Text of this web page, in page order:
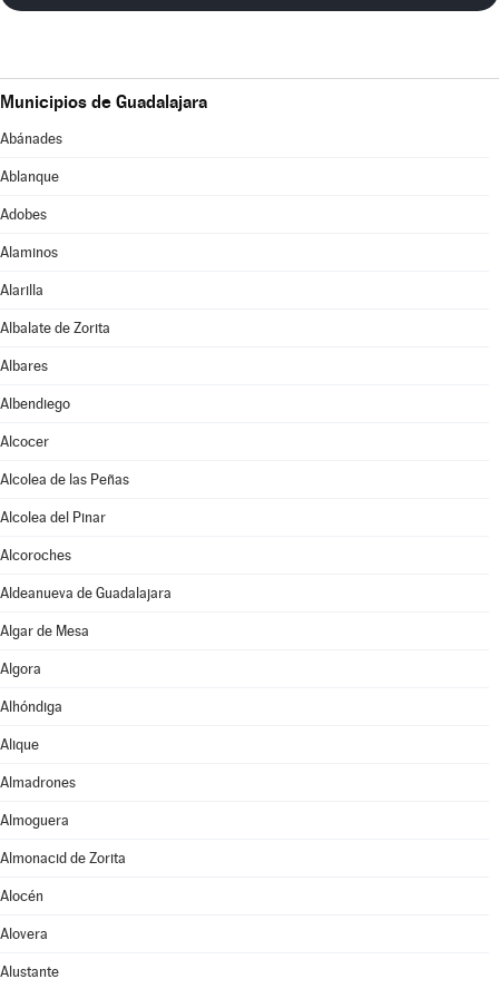
Municipios de Guadalajara
Abánades
Ablanque
Adobes
Alaminos
Alarilla
Albalate de Zorita
Albares
Albendiego
Alcocer
Alcolea de las Peñas
Alcolea del Pinar
Alcoroches
Aldeanueva de Guadalajara
Algar de Mesa
Algora
Alhóndiga
Alique
Almadrones
Almoguera
Almonacid de Zorita
Alocén
Alovera
Alustante